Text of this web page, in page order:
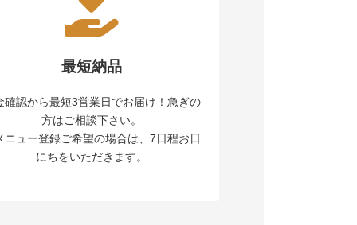
最短納品
確認から最短3営業日でお届け！急ぎの
方はご相談下さい。
ュー登録ご希望の場合は、7日程お日
にちをいただきます。